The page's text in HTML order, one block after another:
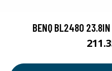
BENQ BL2480